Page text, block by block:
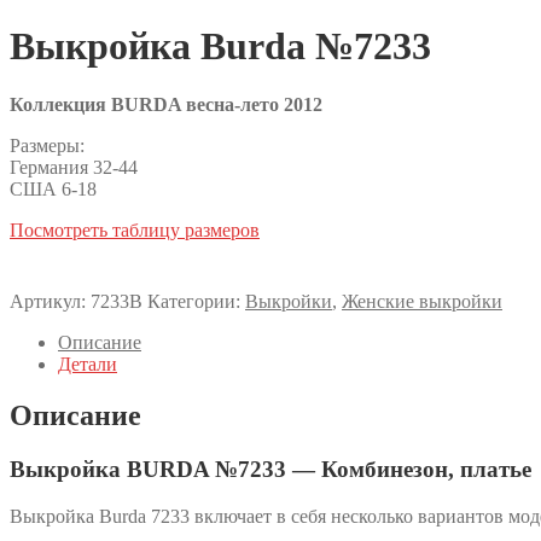
Выкройка Burda №7233
Коллекция BURDA весна-лето 2012
Размеры:
Германия 32-44
США 6-18
Посмотреть таблицу размеров
Артикул: 7233B Категории: Выкройки, Женские выкройки
Описание
Детали
Описание
Выкройка BURDA №7233 — Комбинезон, платье
Выкройка Burda 7233 включает в себя несколько вариантов